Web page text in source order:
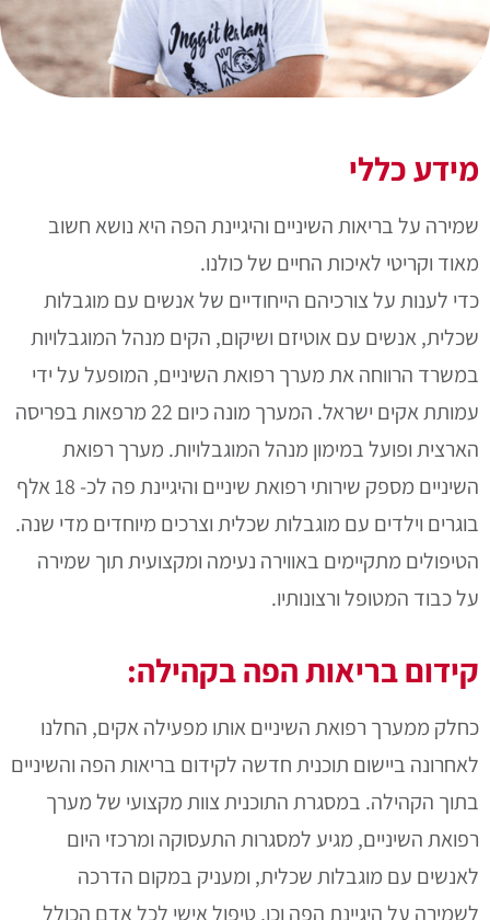
מידע כללי
שמירה על בריאות השיניים והיגיינת הפה היא נושא חשוב
מאוד וקריטי לאיכות החיים של כולנו.
כדי לענות על צורכיהם הייחודיים של אנשים עם מוגבלות
שכלית, אנשים עם אוטיזם ושיקום, הקים מנהל המוגבלויות
במשרד הרווחה את מערך רפואת השיניים, המופעל על ידי
עמותת אקים ישראל. המערך מונה כיום 22 מרפאות בפריסה
הארצית ופועל במימון מנהל המוגבלויות. מערך רפואת
השיניים מספק שירותי רפואת שיניים והיגיינת פה לכ- 18 אלף
בוגרים וילדים עם מוגבלות שכלית וצרכים מיוחדים מדי שנה.
הטיפולים מתקיימים באווירה נעימה ומקצועית תוך שמירה
על כבוד המטופל ורצונותיו.
קידום בריאות הפה בקהילה:
כחלק ממערך רפואת השיניים אותו מפעילה אקים, החלנו
לאחרונה ביישום תוכנית חדשה לקידום בריאות הפה והשיניים
בתוך הקהילה. במסגרת התוכנית צוות מקצועי של מערך
רפואת השיניים, מגיע למסגרות התעסוקה ומרכזי היום
לאנשים עם מוגבלות שכלית, ומעניק במקום הדרכה
לשמירה על היגיינת הפה וכן, טיפול אישי לכל אדם הכולל